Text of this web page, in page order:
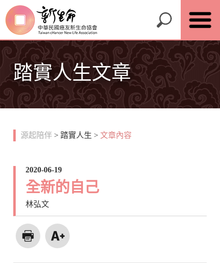
踏實人生文章
源起陪伴 > 踏實人生 > 文章內容
2020-06-19
全新的自己
林弘文